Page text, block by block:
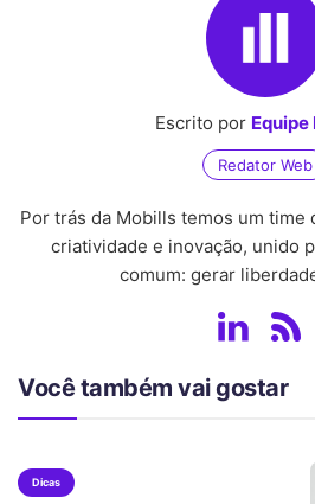
Escrito por
Redator Web
Por trás da Mobills temos um time
criatividade e inovação, unido
comum: gerar
Você também vai gostar
Dicas